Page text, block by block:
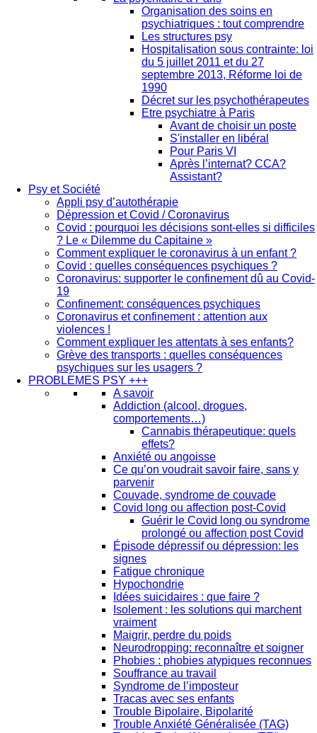
Organisation des soins en
psychiatriques : tout comprendre
Les structures psy
Hospitalisation sous contrainte: loi
du 5 juillet 2011 et du 27
septembre 2013, Réforme loi de
1990
Décret sur les psychothérapeutes
Etre psychiatre à Paris
Avant de choisir un poste
S'installer en libéral
Pour Paris VI
Après l’internat? CCA?
Assistant?
Psy et Société
Appli psy d’autothérapie
Dépression et Covid / Coronavirus
Covid : pourquoi les décisions sont-elles si difficiles
? Le « Dilemme du Capitaine »
Comment expliquer le coronavirus à un enfant ?
Covid : quelles conséquences psychiques ?
Coronavirus: supporter le confinement dû au Covid-
19
Confinement: conséquences psychiques
Coronavirus et confinement : attention aux
violences !
Comment expliquer les attentats à ses enfants?
Grève des transports : quelles conséquences
psychiques sur les usagers ?
PROBLEMES PSY +++
A savoir
Addiction (alcool, drogues,
comportements…)
Cannabis thérapeutique: quels
effets?
Anxiété ou angoisse
Ce qu’on voudrait savoir faire, sans y
parvenir
Couvade, syndrome de couvade
Covid long ou affection post-Covid
Guérir le Covid long ou syndrome
prolongé ou affection post Covid
Épisode dépressif ou dépression: les
signes
Fatigue chronique
Hypochondrie
Idées suicidaires : que faire ?
Isolement : les solutions qui marchent
vraiment
Maigrir, perdre du poids
Neurodropping: reconnaître et soigner
Phobies : phobies atypiques reconnues
Souffrance au travail
Syndrome de l’imposteur
Tracas avec ses enfants
Trouble Bipolaire, Bipolarité
Trouble Anxiété Généralisée (TAG)